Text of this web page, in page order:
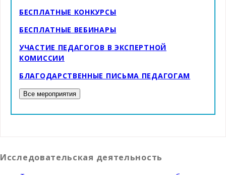
БЕСПЛАТНЫЕ КОНКУРСЫ
БЕСПЛАТНЫЕ ВЕБИНАРЫ
УЧАСТИЕ ПЕДАГОГОВ В ЭКСПЕРТНОЙ
КОМИССИИ
БЛАГОДАРСТВЕННЫЕ ПИСЬМА ПЕДАГОГАМ
Исследовательская деятельность